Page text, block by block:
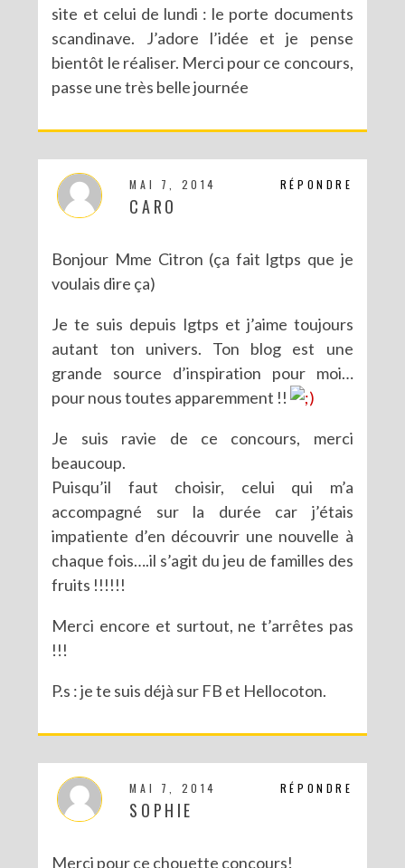
site et celui de lundi : le porte documents
scandinave. J’adore l’idée et je pense
bientôt le réaliser. Merci pour ce concours,
passe une très belle journée
RÉPONDRE
MAI 7, 2014
CARO
Bonjour Mme Citron (ça fait lgtps que je
voulais dire ça)
Je te suis depuis lgtps et j’aime toujours
autant ton univers. Ton blog est une
grande source d’inspiration pour moi…
pour nous toutes apparemment !!
Je suis ravie de ce concours, merci
beaucoup.
Puisqu’il faut choisir, celui qui m’a
accompagné sur la durée car j’étais
impatiente d’en découvrir une nouvelle à
chaque fois….il s’agit du jeu de familles des
fruits !!!!!!
Merci encore et surtout, ne t’arrêtes pas
!!!
P.s : je te suis déjà sur FB et Hellocoton.
RÉPONDRE
MAI 7, 2014
SOPHIE
Merci pour ce chouette concours!